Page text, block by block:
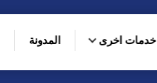
خدمات اخرى المدونة